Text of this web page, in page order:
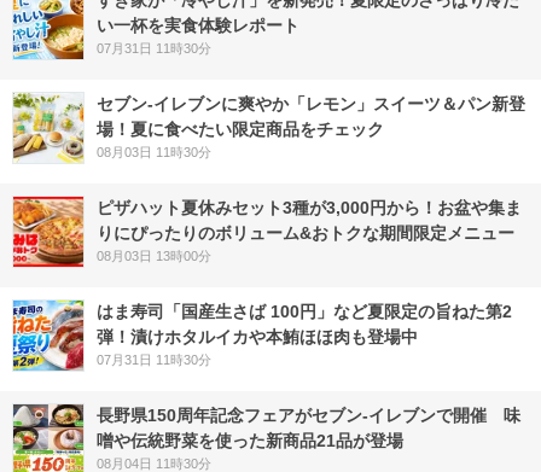
い一杯を実食体験レポート
07月31日 11時30分
セブン‐イレブンに爽やか「レモン」スイーツ＆パン新登
場！夏に食べたい限定商品をチェック
08月03日 11時30分
ピザハット夏休みセット3種が3,000円から！お盆や集ま
りにぴったりのボリューム&おトクな期間限定メニュー
08月03日 13時00分
はま寿司「国産生さば 100円」など夏限定の旨ねた第2
弾！漬けホタルイカや本鮪ほほ肉も登場中
07月31日 11時30分
長野県150周年記念フェアがセブン-イレブンで開催 味
噌や伝統野菜を使った新商品21品が登場
08月04日 11時30分